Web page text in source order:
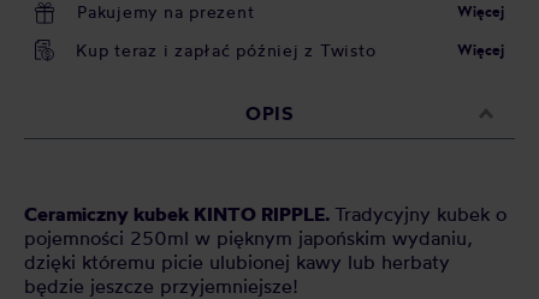
Pakujemy na prezent Więcej
Kup teraz i zapłać później z Twisto Więcej
OPIS
Ceramiczny kubek KINTO RIPPLE. Tradycyjny kubek o
pojemności 250ml w pięknym japońskim wydaniu,
dzięki któremu picie ulubionej kawy lub herbaty
będzie jeszcze przyjemniejsze!